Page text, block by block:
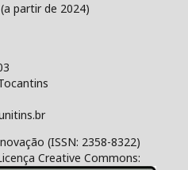
partir de 2024)
(ISSN: 2358-8322)
Creative Commons: